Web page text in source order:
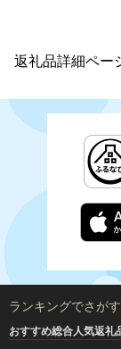
返礼品詳細ペー
ランキングでさがす
おすすめ総合人気返礼